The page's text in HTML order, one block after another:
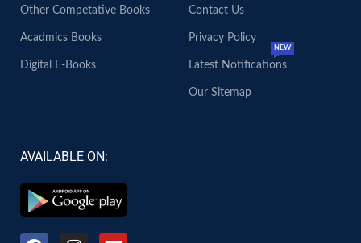
Other Competative Books
Acadmics Books
Digital E-Books
Contact Us
Privacy Policy
Latest Notifications
NEW
Our Sitemap
AVAILABLE ON: